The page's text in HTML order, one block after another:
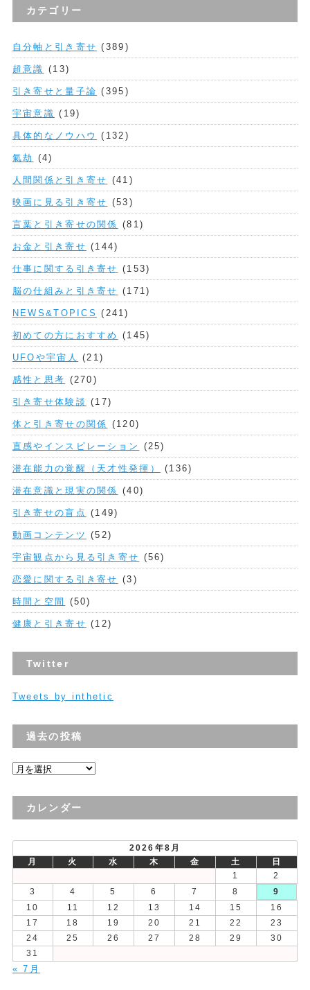
カテゴリー
自分軸と引き寄せ (389)
超意識 (13)
引き寄せと量子論 (395)
宇宙意識 (19)
具体的なノウハウ (132)
氣劫 (4)
人間関係と引き寄せ (41)
映画に見る引き寄せ (53)
言葉と引き寄せの関係 (81)
お金と引き寄せ (144)
仕事に関する引き寄せ (153)
脳の仕組みと引き寄せ (171)
NEWS&TOPICS (241)
初めての方におすすめ (145)
UFOや宇宙人 (21)
感性と思考 (270)
引き寄せ体験談 (17)
体と引き寄せの関係 (120)
直感やインスピレーション (25)
潜在能力の覚醒（天才性発揮） (136)
潜在意識と現実の関係 (40)
引き寄せの盲点 (149)
動画コンテンツ (52)
宇宙観点から見る引き寄せ (56)
恋愛に関する引き寄せ (3)
時間と空間 (50)
健康と引き寄せ (12)
Twitter
Tweets by inthetic
過去の投稿
過
の
カレンダー
2026年8月
月
火 水 木 金 土
日
1
2
3
4 5 6 7 8
9
10
11 12 13 14 15
16
17
18 19 20 21 22
23
24
25 26 27 28 29
30
31
« 7月